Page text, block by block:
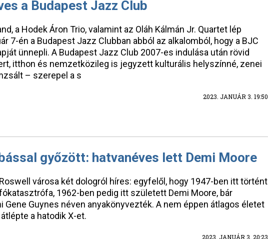
a Budapest Jazz Club
a Hodek Áron Trio, valamint az Oláh Kálmán Jr. Quartet lép
7-én a Budapest Jazz Clubban abból az alkalomból, hogy a BJC
ünnepli. A Budapest Jazz Club 2007-es indulása után rövid
itthon és nemzetközileg is jegyzett kulturális helyszínné, zenei
– szerepel a s
2023. JANUÁR 3. 19:50
győzött: hatvanéves lett Demi Moore
városa két dologról híres: egyfelől, hogy 1947-ben itt történt
1962-ben pedig itt született Demi Moore, bár
Gene Guynes néven anyakönyvezték. A nem éppen átlagos életet
a hatodik X-et.
2023. JANUÁR 3. 20:23